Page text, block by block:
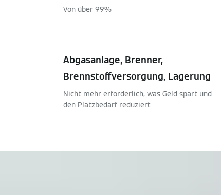
Von über 99%
Abgasanlage, Brenner,
Brennstoffversorgung, Lagerung
Nicht mehr erforderlich, was Geld spart und
den Platzbedarf reduziert